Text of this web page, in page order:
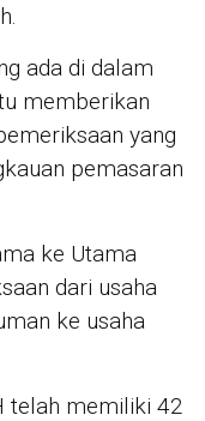
ada di dalam
memberikan
yang
pemasaran
ke Utama
dari usaha
ke usaha
telah memiliki 42